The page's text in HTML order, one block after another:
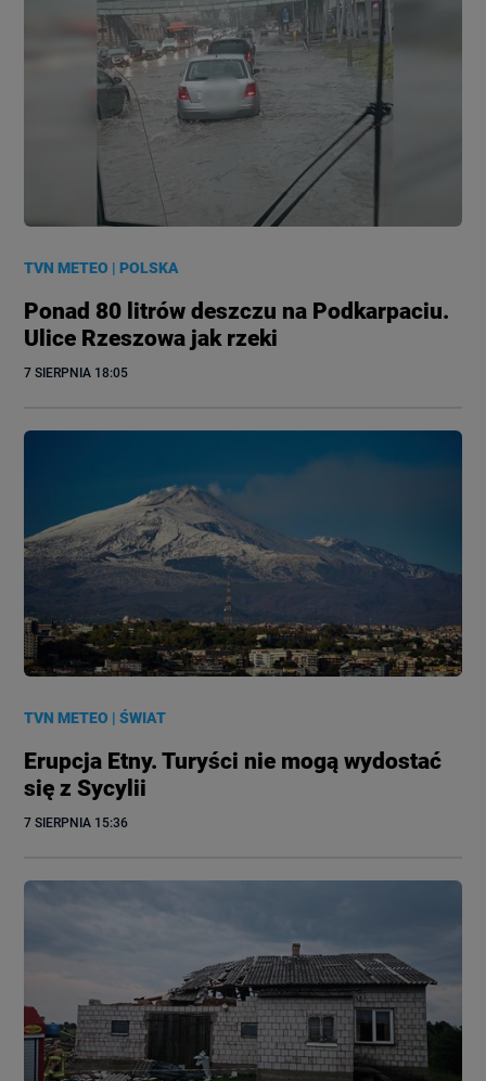
TVN METEO |POLSKA
Ponad 80 litrów deszczu na Podkarpaciu.
Ulice Rzeszowa jak rzeki
7 SIERPNIA 18:05
TVN METEO |ŚWIAT
Erupcja Etny. Turyści nie mogą wydostać
się z Sycylii
7 SIERPNIA 15:36